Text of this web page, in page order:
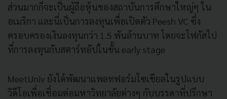
ส่วนมากก็จะเป็นผู้ถือหุ้นของสถาบันการศึกษาใหญ่ๆ ใน
อเมริกา และนี่เป็นการลงทุนเพื่อเปิดตัว Peesh VC ซึ่ง
ครอบครองเงินลงทุนกว่า 1.5 พันล้านบาท โดยจะโฟกัสไป
ที่การลงทุนกับสตาร์ทอัปในขั้น early stage
MeetUniv ยังได้พัฒนาแพลทฟอร์มโซเชียลในรูปแบบ
วิดีโอเพื่อเชื่อมต่อมหาวิทยาลัยต่างๆ กับบรรดาที่ปรึกษา